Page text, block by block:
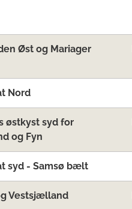
Øst og Mariager
Nord
østkyst syd for
og Fyn
syd - Samsø bælt
Vestsjælland